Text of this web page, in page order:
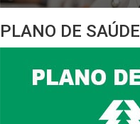
PLANO DE SAÚDE